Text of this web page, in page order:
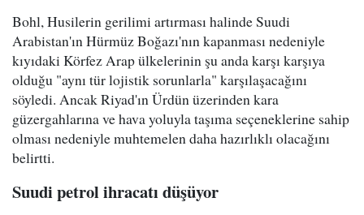
Bohl, Husilerin gerilimi artırması halinde Suudi
Arabistan'ın Hürmüz Boğazı'nın kapanması nedeniyle
kıyıdaki Körfez Arap ülkelerinin şu anda karşı karşıya
olduğu "aynı tür lojistik sorunlarla" karşılaşacağını
söyledi. Ancak Riyad'ın Ürdün üzerinden kara
güzergahlarına ve hava yoluyla taşıma seçeneklerine sahip
olması nedeniyle muhtemelen daha hazırlıklı olacağını
belirtti.
Suudi petrol ihracatı düşüyor